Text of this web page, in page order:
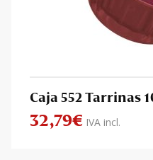
Caja 552 Tarrinas
32,79€ IVA incl.